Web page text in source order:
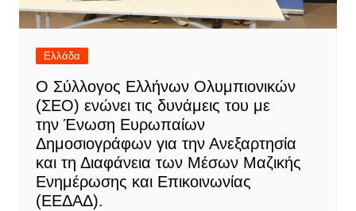
Ελλάδα
Ο Σύλλογος Ελλήνων Ολυμπιονικών
(ΣΕΟ) ενώνει τις δυνάμεις του με
την Ένωση Ευρωπαίων
Δημοσιογράφων για την Ανεξαρτησία
και τη Διαφάνεια των Μέσων Μαζικής
Ενημέρωσης και Επικοινωνίας
(ΕΕΔΑΔ).